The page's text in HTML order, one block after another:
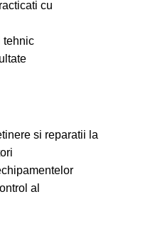
cu
tehnic
si reparatii la
al